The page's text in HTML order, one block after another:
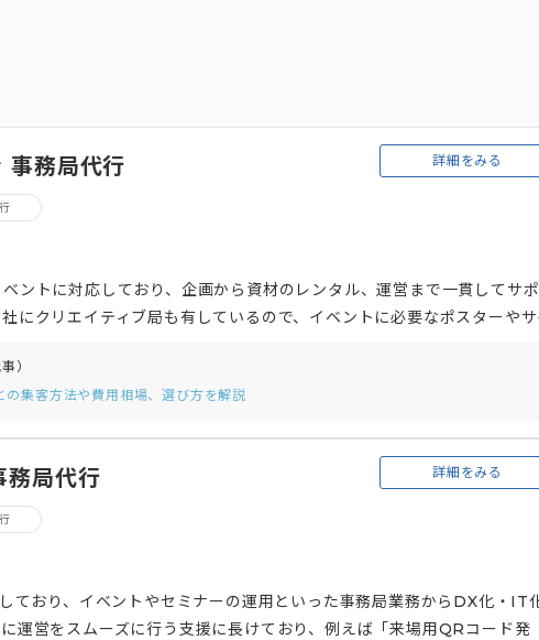
事務局代行 詳細をみる
ントに対応しており、企画から資材のレンタル、運営まで一貫してサポ
にクリエイティブ局も有しているので、イベントに必要なポスターやサ
ります。面倒な「会場手配・申請」業務も依頼することができるので、
のみを依頼し、事務局運営に必要な工数を削減するといった依頼も可能
）
集客方法や費用相場、選び方を解説
務局代行 詳細をみる
ており、イベントやセミナーの運用といった事務局業務からDX化・IT
運営をスムーズに行う支援に長けており、例えば「来場用QRコード発